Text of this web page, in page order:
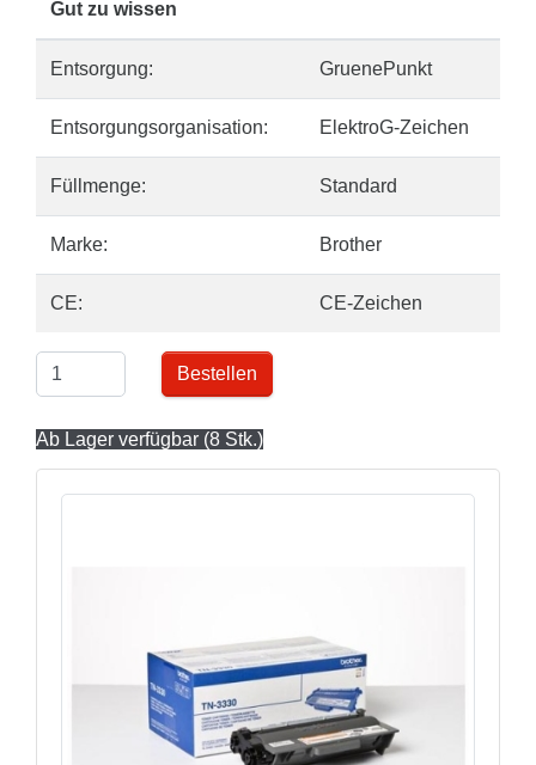
Gut zu wissen
Entsorgung: GruenePunkt
Entsorgungsorganisation: ElektroG-Zeichen
Füllmenge: Standard
Marke: Brother
CE: CE-Zeichen
Bestellen
Ab Lager verfügbar (8 Stk.)